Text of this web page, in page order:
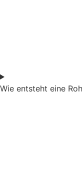
Wie entsteht eine